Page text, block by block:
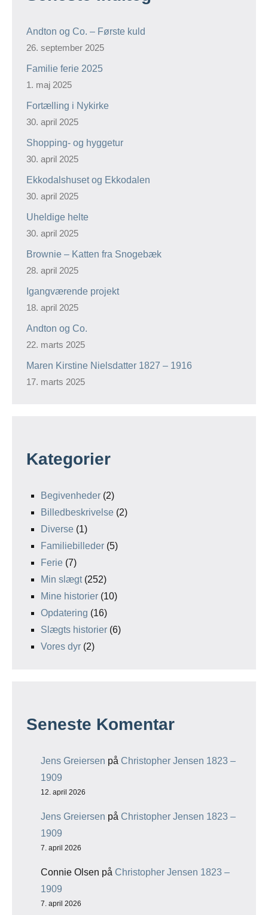
Andton og Co. – Første kuld
26. september 2025
Familie ferie 2025
1. maj 2025
Fortælling i Nykirke
30. april 2025
Shopping- og hyggetur
30. april 2025
Ekkodalshuset og Ekkodalen
30. april 2025
Uheldige helte
30. april 2025
Brownie – Katten fra Snogebæk
28. april 2025
Igangværende projekt
18. april 2025
Andton og Co.
22. marts 2025
Maren Kirstine Nielsdatter 1827 – 1916
17. marts 2025
Kategorier
Begivenheder (2)
Billedbeskrivelse (2)
Diverse (1)
Familiebilleder (5)
Ferie (7)
Min slægt(252)
Mine historier (10)
Opdatering (16)
Slægts historier (6)
Vores dyr (2)
Seneste Komentar
Jens Greiersen på Christopher Jensen 1823 –
1909
12. april 2026
Jens Greiersen på Christopher Jensen 1823 –
1909
7. april 2026
Connie Olsen på Christopher Jensen 1823 –
1909
7. april 2026